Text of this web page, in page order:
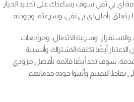
اي بي تفي سوف يساعدك على تحديد الخيار
يتعلق بأمان اي بي تفي، وسرعته، وجودته.
وسرعة الاتصال، ومراجعات
الاعتبار أيضًا تكلفة الاشتراك وأنسبية
سوف تجد أيضًا قائمة بأفضل مزودي
نقاط التقييم وأثبتوا جودة خدماتهم